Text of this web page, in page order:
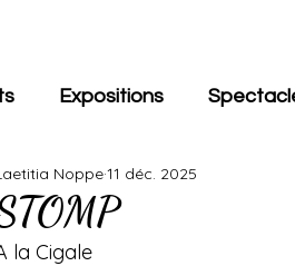
Expositions
Noppe11 déc. 2025
la Cigale